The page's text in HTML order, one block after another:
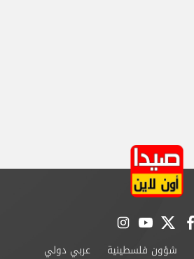
facebook
twitter
youtube
instagram
شؤون فلسطينية عربي دولي